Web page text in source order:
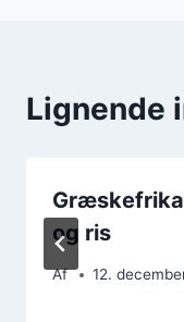
Lignende
og ris
Af 12.